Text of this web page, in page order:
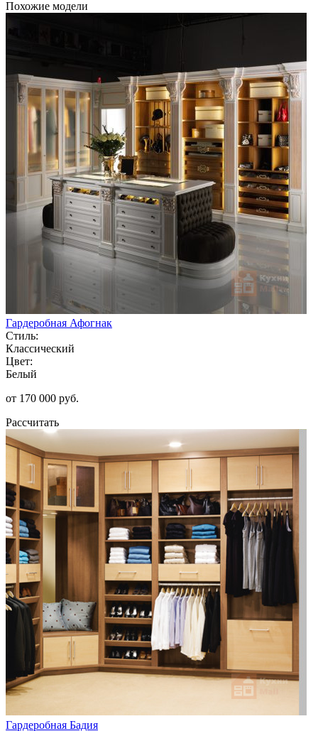
Похожие модели
Гардеробная Афогнак
Стиль:
Классический
Цвет:
Белый
от 170 000 руб.
Рассчитать
Гардеробная Бадия